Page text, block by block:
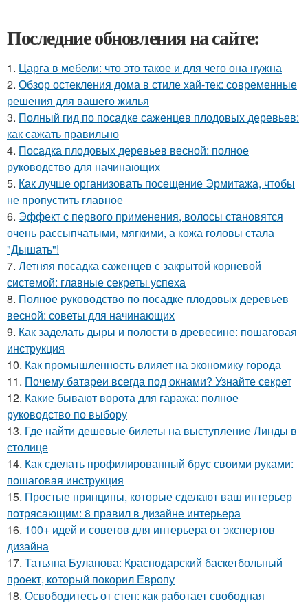
Последние обновления на сайте:
1. Царга в мебели: что это такое и для чего она нужна
2. Обзор остекления дома в стиле хай-тек: современные
решения для вашего жилья
3. Полный гид по посадке саженцев плодовых деревьев:
как сажать правильно
4. Посадка плодовых деревьев весной: полное
руководство для начинающих
5. Как лучше организовать посещение Эрмитажа, чтобы
не пропустить главное
6. Эффект с первого применения, волосы становятся
очень рассыпчатыми, мягкими, а кожа головы стала
"Дышать"!
7. Летняя посадка саженцев с закрытой корневой
системой: главные секреты успеха
8. Полное руководство по посадке плодовых деревьев
весной: советы для начинающих
9. Как заделать дыры и полости в древесине: пошаговая
инструкция
10. Как промышленность влияет на экономику города
11. Почему батареи всегда под окнами? Узнайте секрет
12. Какие бывают ворота для гаража: полное
руководство по выбору
13. Где найти дешевые билеты на выступление Линды в
столице
14. Как сделать профилированный брус своими руками:
пошаговая инструкция
15. Простые принципы, которые сделают ваш интерьер
потрясающим: 8 правил в дизайне интерьера
16. 100+ идей и советов для интерьера от экспертов
дизайна
17. Татьяна Буланова: Краснодарский баскетбольный
проект, который покорил Европу
18. Освободитесь от стен: как работает свободная